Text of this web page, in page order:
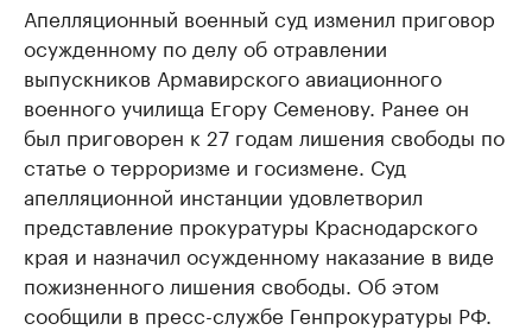
Апелляционный военный суд изменил приговор
осужденному по делу об отравлении
выпускников Армавирского авиационного
военного училища Егору Семенову. Ранее он
был приговорен к 27 годам лишения свободы по
статье о терроризме и госизмене. Суд
апелляционной инстанции удовлетворил
представление прокуратуры Краснодарского
края и назначил осужденному наказание в виде
пожизненного лишения свободы. Об этом
сообщили в пресс-службе Генпрокуратуры РФ.